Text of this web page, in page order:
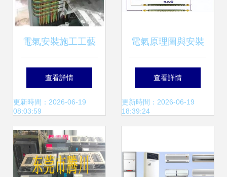
電氣安裝施工工藝
圖文全解析
查看詳情
更新時間：2026-06-19
08:03:59
電氣原理圖與安裝
接線圖繪制指南 構
建安全高效的電氣
查看詳情
更新時間：2026-06-19
18:39:24